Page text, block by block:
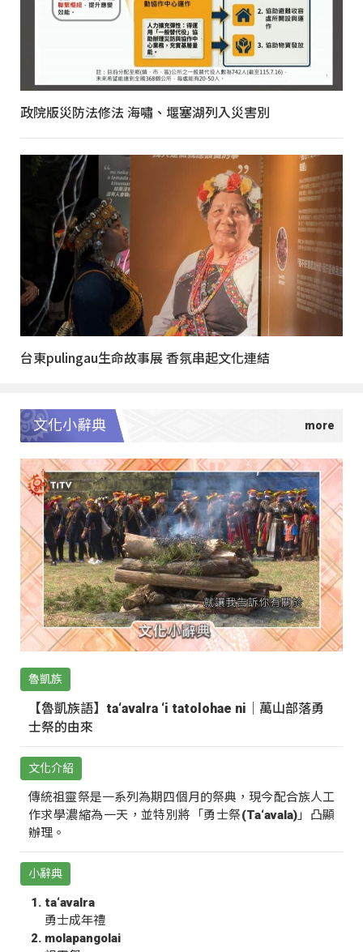
政院版災防法修法 海嘯、堰塞湖列入災害別
台東pulingau生命故事展 香氛串起文化連結
文化小辭典
魯凱族
【魯凱族語】ta‘avalra ‘i tatolohae ni｜萬山部落勇
士祭的由來
文化介紹
傳統祖靈祭是一系列為期四個月的祭典，現今配合族人工
作求學濃縮為一天，並特別將「勇士祭(Ta‘avala)」凸顯
辦理。
小辭典
ta‘avalra
勇士成年禮
molapangolai